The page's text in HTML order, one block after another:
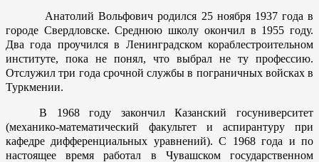
Анатолий Вольфович родился 25 ноября 1937 года в
городе Свердловске. Среднюю школу окончил в 1955 году.
Два года проучился в Ленинградском кораблестроительном
институте, пока не понял, что выбрал не ту профессию.
Отслужил три года срочной службы в пограничных войсках в
Туркмении.
В 1968 году закончил Казанский госуниверситет
(механико-математический факультет и аспирантуру при
кафедре дифференциальных уравнений). С 1968 года и по
настоящее время работал в Чувашском государственном